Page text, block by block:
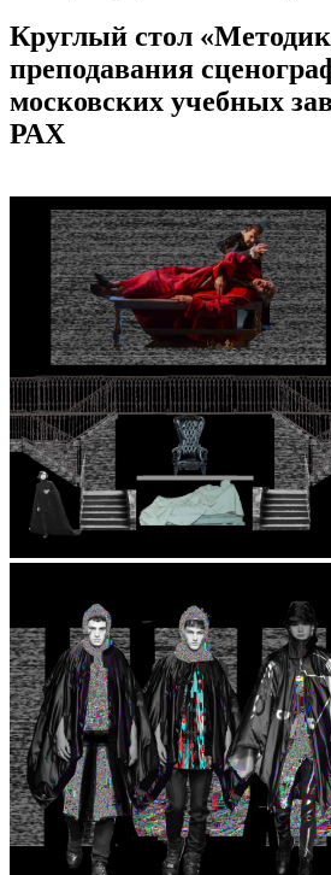
Круглый стол
преподавания
московских учебных
РАХ